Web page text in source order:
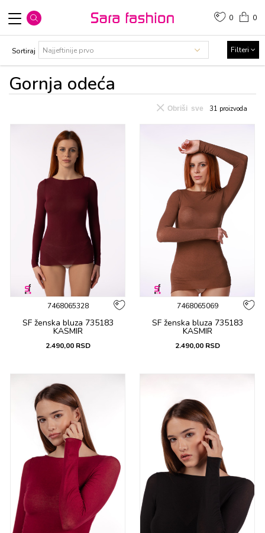
0
0
Gоrnja оdеća
Sortiraj Filteri
31 proizvoda
Obriši sve
7468065328
SF ženska bluza 735183
KASMIR
2.490,00 RSD
7468065069
SF ženska bluza 735183
KASMIR
2.490,00 RSD